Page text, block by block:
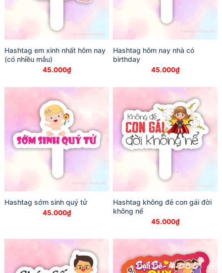
Hashtag em xinh nhất hôm nay
(có nhiều mẫu)
45.000₫
Hashtag hôm nay nhà có
birthday
45.000₫
Hashtag sớm sinh quý tử
45.000₫
Hashtag không đẻ con gái đời
không nể
45.000₫